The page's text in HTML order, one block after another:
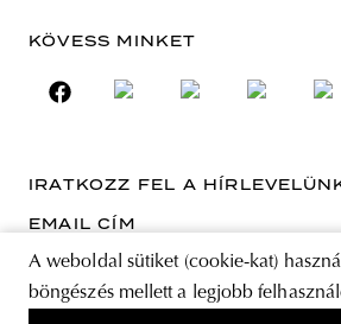
A weboldal sütiket (cookie-kat)
böngészés mellett a legjobb
KÖVESS MINKET
IRATKOZZ FEL A
EMAIL CÍM
A feliratkozással elfogadja az Általános Szerződési
hogy elolvasta az Adatvédelmi nyilatkozatot.